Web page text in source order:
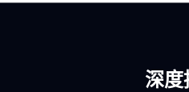
深度